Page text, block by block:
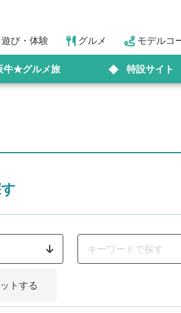
遊び・体験 グルメ モデルコ
牛★グルメ旅 特設サイト
トする